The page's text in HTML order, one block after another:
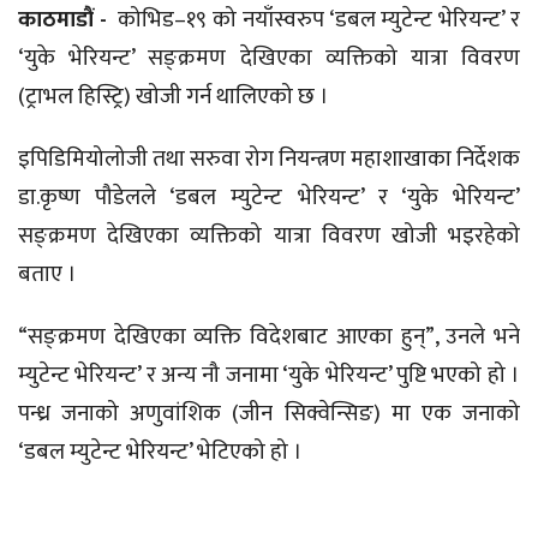
काठमाडौं -कोभिड–१९ को नयाँस्वरुप ‘डबल म्युटेन्ट भेरियन्ट’ र
‘युके भेरियन्ट’ सङ्क्रमण देखिएका व्यक्तिको यात्रा विवरण
(ट्राभल हिस्ट्रि) खोजी गर्न थालिएको छ ।
इपिडिमियोलोजी तथा सरुवा रोग नियन्त्रण महाशाखाका निर्देशक
डा.कृष्ण पौडेलले ‘डबल म्युटेन्ट भेरियन्ट’ र ‘युके भेरियन्ट’
सङ्क्रमण देखिएका व्यक्तिको यात्रा विवरण खोजी भइरहेको
बताए ।
“सङ्क्रमण देखिएका व्यक्ति विदेशबाट आएका हुन्”, उनले भने
म्युटेन्ट भेरियन्ट’ र अन्य नौ जनामा ‘युके भेरियन्ट’ पुष्टि भएको हो ।
पन्ध्र जनाको अणुवांशिक (जीन सिक्वेन्सिङ) मा एक जनाको
‘डबल म्युटेन्ट भेरियन्ट’ भेटिएको हो ।